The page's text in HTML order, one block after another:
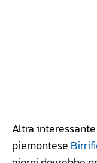
Altra
piemontese